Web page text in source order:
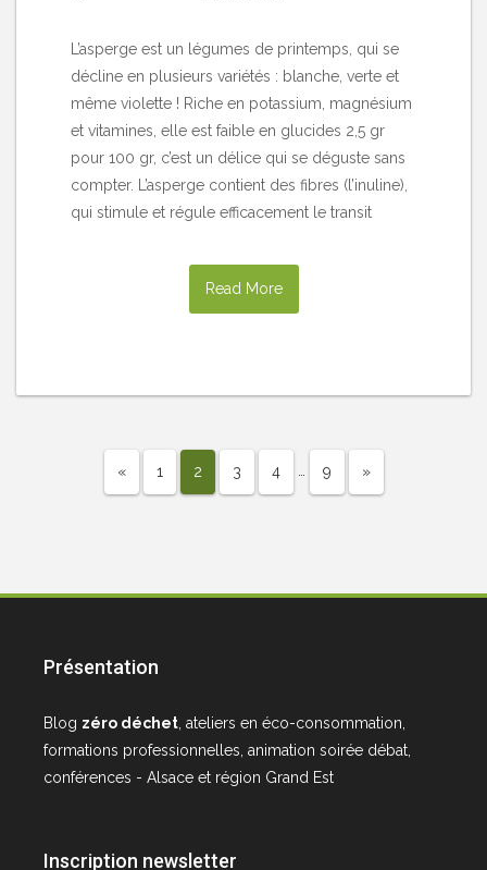
L’asperge est un légumes de printemps, qui se
décline en plusieurs variétés : blanche, verte et
même violette ! Riche en potassium, magnésium
et vitamines, elle est faible en glucides 2,5 gr
pour 100 gr, c’est un délice qui se déguste sans
compter. L’asperge contient des fibres (l’inuline),
qui stimule et régule efficacement le transit
Read More
« 1 2 3 4 9 »
Présentation
Blog zéro déchet, ateliers en éco-consommation,
formations professionnelles, animation soirée débat,
conférences - Alsace et région Grand Est
Inscription newsletter